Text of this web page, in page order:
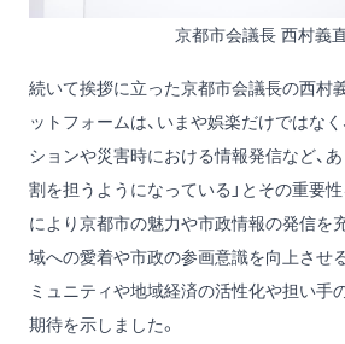
京都市会議長 西村義
続いて挨拶に立った京都市会議長の西村義
ットフォームは、いまや娯楽だけではな
ションや災害時における情報発信など、
割を担うようになっている」とその重要
により京都市の魅力や市政情報の発信を
域への愛着や市政の参画意識を向上させ
ミュニティや地域経済の活性化や担い手
期待を示しました。